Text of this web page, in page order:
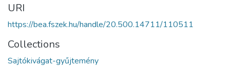
URI
https://bea.fszek.hu/handle/20.500.14711/110511
Collections
Sajtókivágat-gyűjtemény